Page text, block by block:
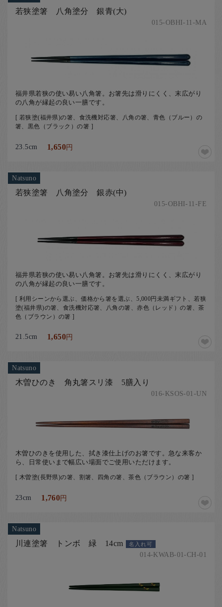
若狭塗箸 八角塗分 銀青(大)
015-OBHI-11-MA
福井県若狭の使い易い八角箸。お箸先は滑りにくく、末広がり
の八角が縁起の良い一膳です。
[ 若狭塗(福井県)の箸、食洗機対応箸、八角の箸、青色（ブルー）の
箸、黒色（ブラック）の箸 ]
23.5cm 1,650円
Natsuno
若狭塗箸 八角塗分 銀赤(中)
015-OBHI-11-FE
福井県若狭の使い易い八角箸。お箸先は滑りにくく、末広がり
の八角が縁起の良い一膳です。
[ 利用シーンから選ぶ、価格から箸を選ぶ、5,000円未満ギフト、若狭
塗(福井県)の箸、食洗機対応箸、八角の箸、赤色（レッド）の箸、茶
色（ブラウン）の箸 ]
21.5cm 1,650円
Natsuno
木曽ひのき 角丸箸スリ漆 5膳入り
016-KSOS-01-UN
木曽ひのきを使用した、拭き漆仕上げのお箸です。急な来客か
ら、日常使いまで幅広い場面でご使用いただけます。
[ 木曽塗(長野県)の箸、割箸、四角の箸、茶色（ブラウン）の箸 ]
23cm 1,760円
Natsuno
川連塗箸 トンボ 緑 14cm 名入れ可
014-KWAB-01-CH-01